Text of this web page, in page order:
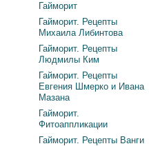
Гайморит
Гайморит. Рецепты
Михаила Либинтова
Гайморит. Рецепты
Людмилы Ким
Гайморит. Рецепты
Евгения Шмерко и Ивана
Мазана
Гайморит.
Фитоаппликации
Гайморит. Рецепты Ванги